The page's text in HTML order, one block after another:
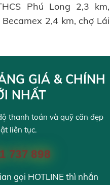
Phú Long 2,3 km,
2,4 km, chợ Lái
GIÁ & CHÍNH
NHẤT
thanh toán và quỹ căn đẹp
liên tục.
737 898
gọi HOTLINE thì nhắn